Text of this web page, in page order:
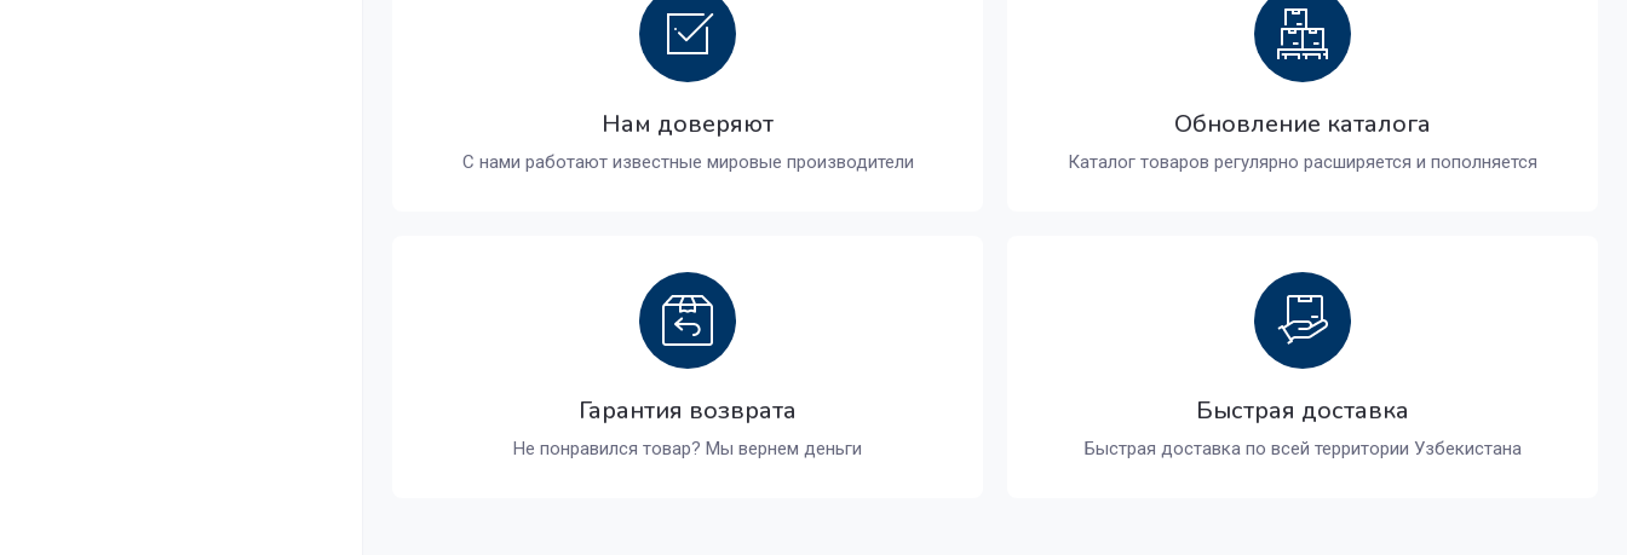
Нам доверяют
С нами работают известные мировые производители
Обновление каталога
Каталог товаров регулярно расширяется и пополняется
Гарантия возврата
Не понравился товар? Мы вернем деньги
Быстрая доставка
Быстрая доставка по всей территории Узбекистана